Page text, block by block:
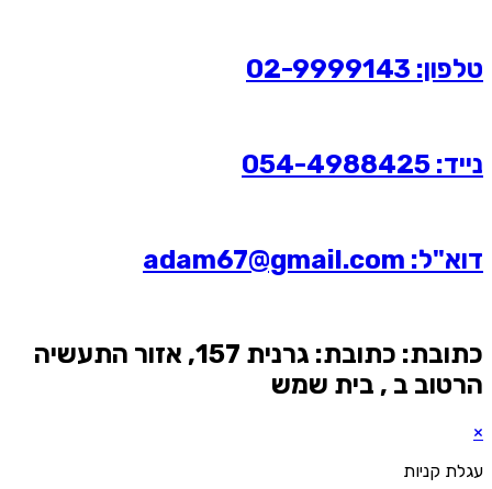
טלפון: 02-9999143
נייד: 054-4988425
דוא"ל: adam67@gmail.com
כתובת: כתובת: גרנית 157, אזור התעשיה
הרטוב ב , בית שמש
×
עגלת קניות